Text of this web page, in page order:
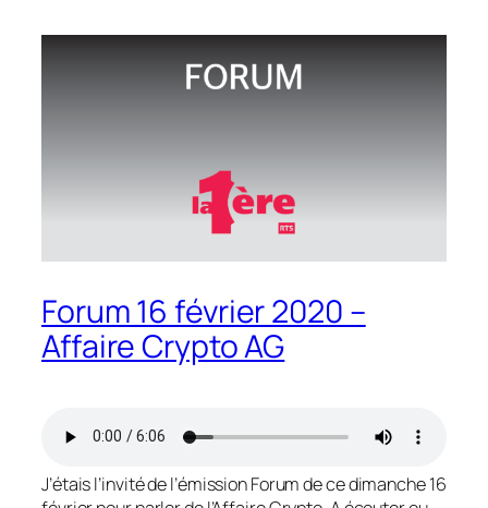
Forum 16 février 2020 –
Affaire Crypto AG
J’étais l’invité de l’émission Forum de ce dimanche 16